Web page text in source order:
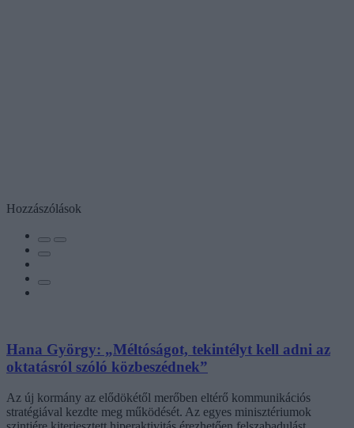
Hozzászólások
Hana György: „Méltóságot, tekintélyt kell adni az
oktatásról szóló közbeszédnek”
Az új kormány az elődökétől merőben eltérő kommunikációs
stratégiával kezdte meg működését. Az egyes minisztériumok